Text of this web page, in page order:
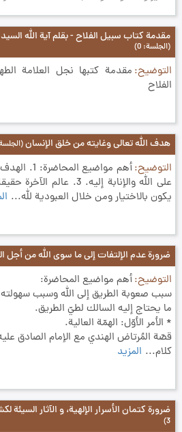
مقدمة كتاب سبيل الفلاح - بقلم آية الله
(الجلسة: 0)
التوضيح مقدمة كتبها نجل العلامة
الفلاح
هدف الله تعالى وغايته من خلق الإنسان(الجلسة:
التوضيح
يكون بالاختيار ومن خلال العبودية لله...
ضرورة عدم الإلتفات إلى ما سوى الله من أجل
التوضيح أهم مواضيع المحاضرة:
سبب صعوبة الطريق إلى الله وسبب
ما يحتاج إليه السالك لطيّ الطريق.
* الأمر الأوّل: الهمّة العالية.
قصّة المُرتاض الهندي مع الإمام الصادق
كلام... المزيد
ضرورة كتمان الأسرار الإلهية، و الآثار السيئة
3)